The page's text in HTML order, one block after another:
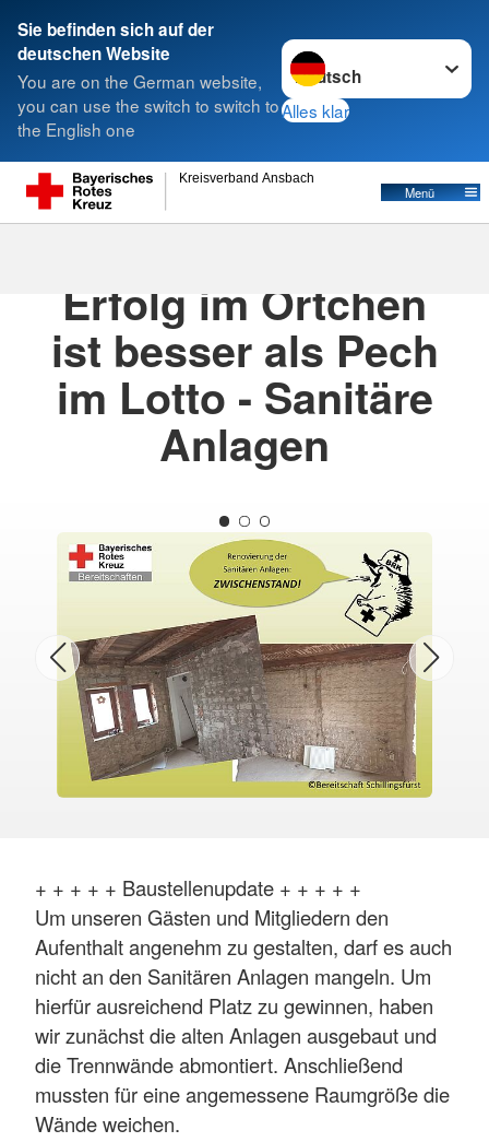
Sie befinden sich auf der
deutschen Website
You are on the German website,
you can use the switch to switch to
the English one
Sprache wechseln zu
Alles klar
Kreisverband Ansbach
Menü
Suche
Erfolg im Örtchen
ist besser als Pech
im Lotto - Sanitäre
Anlagen
+ + + + + Baustellenupdate + + + + +
Um unseren Gästen und Mitgliedern den
Aufenthalt angenehm zu gestalten, darf es auch
nicht an den Sanitären Anlagen mangeln. Um
hierfür ausreichend Platz zu gewinnen, haben
wir zunächst die alten Anlagen ausgebaut und
die Trennwände abmontiert. Anschließend
mussten für eine angemessene Raumgröße die
Wände weichen.